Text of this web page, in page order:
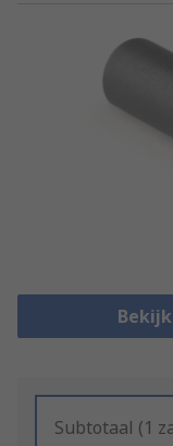
Subtotaal (1